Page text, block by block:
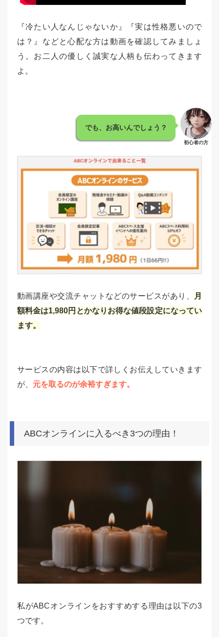
『冷たい人なんじゃないか』『実は性格悪いので
は？』などと心配な方は動画を確認してみましょ
う。お二人の優しく誠実な人柄も伝わってきます
よ。
でも、お高いんでしょう？
初心者の方
動画講座や交流チャットなどのサービスがあり、
月
額料金は1,980円とかなりお得な値段設定になってい
ます。
サービスの内容は以下で詳しくお伝えしていきます
が、 元を取るのが余裕すぎます。
ABCオンラインに入るべき3つの理由！
私がABCオンラインをおすすめする理由は以下の3
つです。